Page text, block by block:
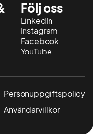
Följ oss
LinkedIn
Instagram
Facebook
YouTube
Personuppgiftspolicy
Användarvillkor